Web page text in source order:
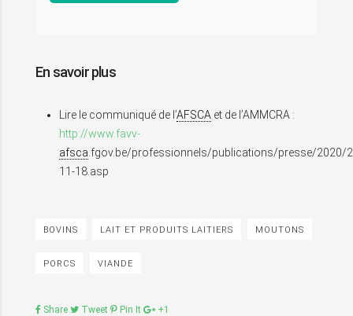
En savoir plus
Lire le communiqué de l’AFSCA et de l’AMMCRA :
http://www.favv-
afsca .fgov.be/professionnels/publications/presse/2020/
11-18.asp
BOVINS LAIT ET PRODUITS LAITIERS MOUTONS
PORCS VIANDE
Share Tweet Pin It +1